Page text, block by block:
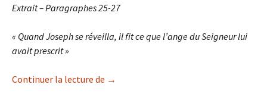
Extrait – Paragraphes 25-27
« Quand Joseph se réveilla, il fit ce que l’ange du Seigneur lui
avait prescrit »
Continuer la lecture de Des papes sur saint Joseph :
→